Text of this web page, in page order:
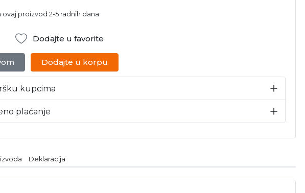
ovaj proizvod 2-5 radnih dana
Dodajte u favorite
Dodajte u korpu
kupcima
plaćanje
Deklaracija